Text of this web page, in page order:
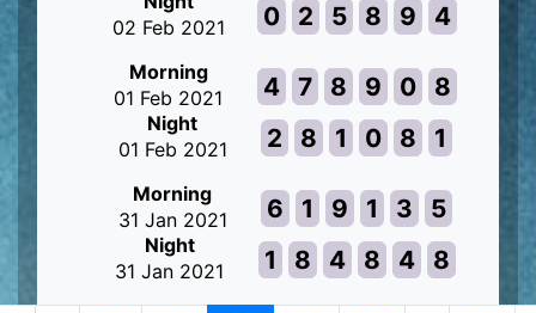
02 Feb 2021
0 2 5 8 9 4
Morning
01 Feb 2021
4 7 8 9 0 8
Night
01 Feb 2021
2 8 1 0 8 1
Morning
31 Jan 2021
6 1 9 1 3 5
Night
31 Jan 2021
1 8 4 8 4 8